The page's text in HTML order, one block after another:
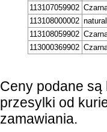
113107059902
113108000002
113108059902
113000369902
Ceny podane są
przesylki od
zamawiania.